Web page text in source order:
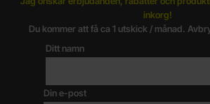
inkorg!
Du kommer att få ca 1 utskick / månad.
Ditt namn
Din e-post